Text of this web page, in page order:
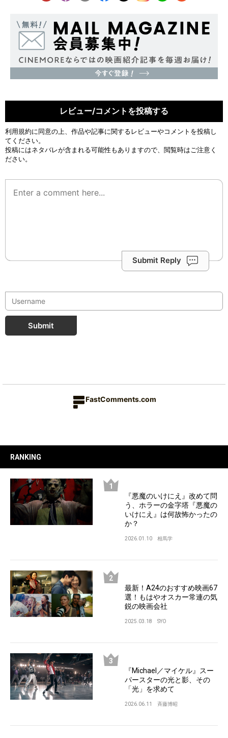
レビュー/コメントを投稿する
利用規約に同意の上、作品や記事に関するレビューやコメントを投稿し
てください。
投稿にはネタバレが含まれる可能性もありますので、閲覧時はご注意く
ださい。
Submit Reply
Submit
FastComments.com
RANKING
『悪魔のいけにえ』改めて問
う、ホラーの金字塔『悪魔の
いけにえ』は何故怖かったの
か？
2026.01.10 相馬学
最新！A24のおすすめ映画67
選！もはやオスカー常連の気
鋭の映画会社
2025.03.18 SYO
『Michael／マイケル』スー
パースターの光と影、その
「光」を求めて
2026.06.11 斉藤博昭